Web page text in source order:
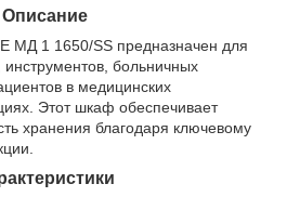
Описание
МД 1 1650/SS предназначен для
больничных
в медицинских
Этот шкаф обеспечивает
хранения благодаря ключевому